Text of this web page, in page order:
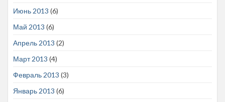
Июнь 2013 (6)
Май 2013 (6)
Апрель 2013 (2)
Март 2013 (4)
Февраль 2013 (3)
Январь 2013 (6)